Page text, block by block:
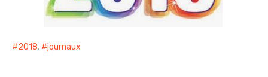
Voirie
2018, journaux